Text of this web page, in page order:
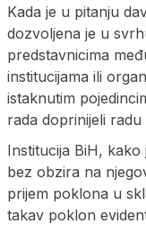
Kada je u pitanju
dozvoljena je u
predstavnicima
institucijama ili
istaknutim
rada doprinijeli radu
Institucija BiH,
bez obzira na
prijem poklona u
takav poklon